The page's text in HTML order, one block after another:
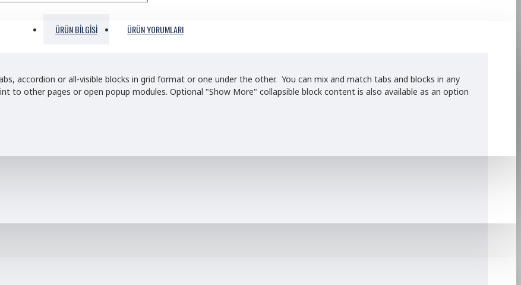
ÜRÜN BILGISI ÜRÜN YORUMLARI
accordion or all-visible blocks in grid format or one under the other. You can mix and match tabs and blocks in any
to other pages or open popup modules. Optional "Show More" collapsible block content is also available as an option